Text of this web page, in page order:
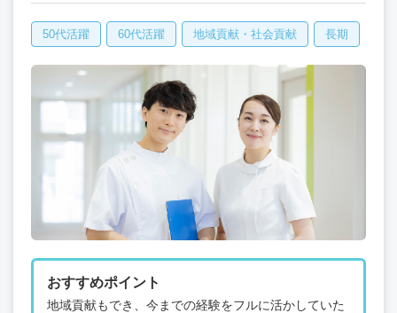
50代活躍 60代活躍 地域貢献・社会貢献 長期
おすすめポイント
地域貢献もでき、今までの経験をフルに活かしていた